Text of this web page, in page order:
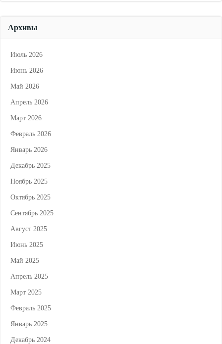
Архивы
Июль 2026
Июнь 2026
Май 2026
Апрель 2026
Март 2026
Февраль 2026
Январь 2026
Декабрь 2025
Ноябрь 2025
Октябрь 2025
Сентябрь 2025
Август 2025
Июнь 2025
Май 2025
Апрель 2025
Март 2025
Февраль 2025
Январь 2025
Декабрь 2024